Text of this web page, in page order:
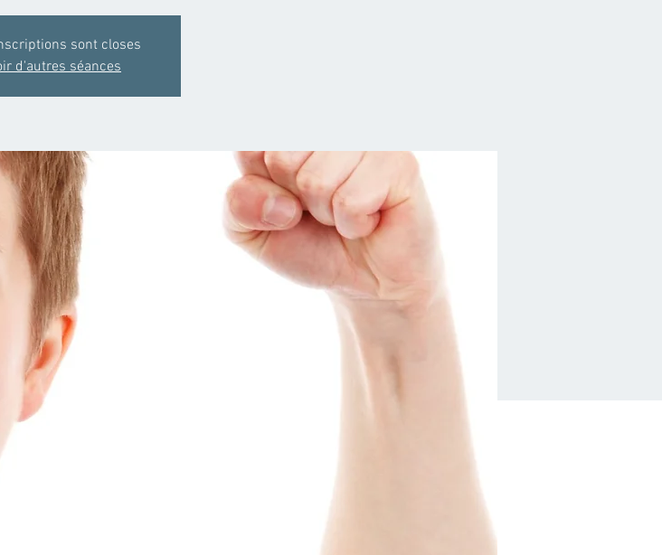
sont closes
d'autres séances